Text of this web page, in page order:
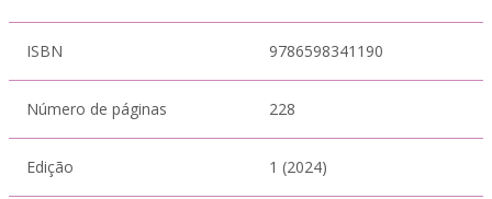
ISBN 9786598341190
Número de páginas 228
Edição 1 (2024)